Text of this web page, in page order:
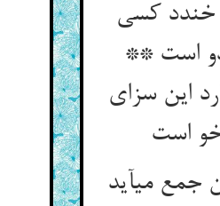
خندد کسی
است **
این سزای
است‏
جمع می‏آید